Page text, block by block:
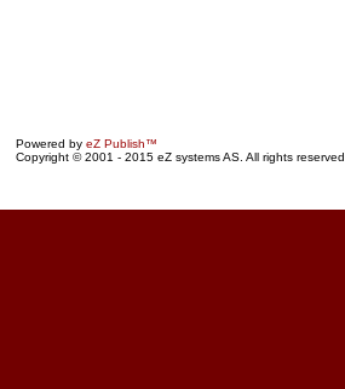
Powered by eZ Publish™
Copyright © 2001 - 2015 eZ systems AS. All rights reserved.